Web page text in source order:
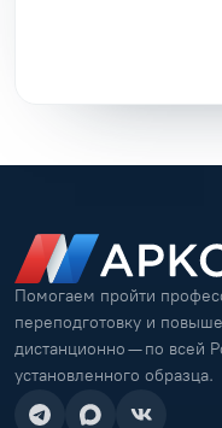
Помогаем пройти
переподготовку и
дистанционно — по всей
установленного образца.